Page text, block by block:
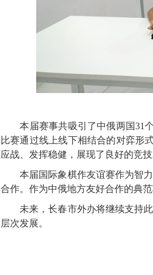
本届赛事共吸引了中俄两国31
比赛通过线上线下相结合的对弈形
应战、发挥稳健，展现了良好的竞
本届国际象棋作友谊赛作为智
合作。作为中俄地方友好合作的典
未来，长春市外办将继续支持
层次发展。